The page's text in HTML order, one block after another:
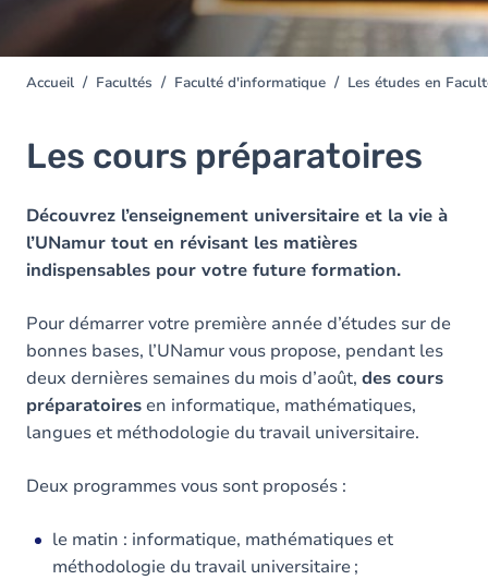
You
here
Accueil Facultés Faculté d'informatique Les études en
Les cours préparatoires
Découvrez l’enseignement universitaire et la vie à
l’UNamur tout en révisant les matières
indispensables pour votre future formation.
Pour démarrer votre première année d’études sur de
bonnes bases, l’UNamur vous propose, pendant les
deux dernières semaines du mois d’août, des cours
préparatoires en informatique, mathématiques,
langues et méthodologie du travail universitaire.
Deux programmes vous sont proposés :
le matin : informatique, mathématiques et
méthodologie du travail universitaire ;